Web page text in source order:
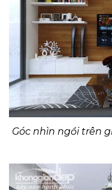
Góc nhìn ngồi trên